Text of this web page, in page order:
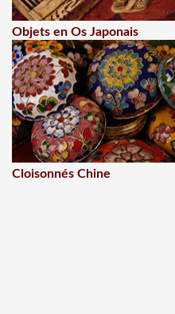
Objets en Os Japonais
Cloisonnés Chine